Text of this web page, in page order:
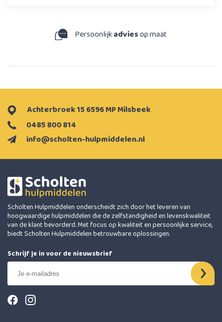
Persoonlijkadviesop maat
info@scholten-hulpmiddelen.nl
0485 800 814
Achterbroek 15 6596 MP Milsbeek
Scholten Hulpmiddelen onderscheidt zich door het leveren van
hoogwaardige hulpmiddelen die de zelfstandigheid en levenskwaliteit
van de klant bevorderd. Met focus op kwaliteit en persoonlijke service,
biedt Scholten Hulpmiddelen betrouwbare oplossingen.
Schrijf je in voor de nieuwsbrief